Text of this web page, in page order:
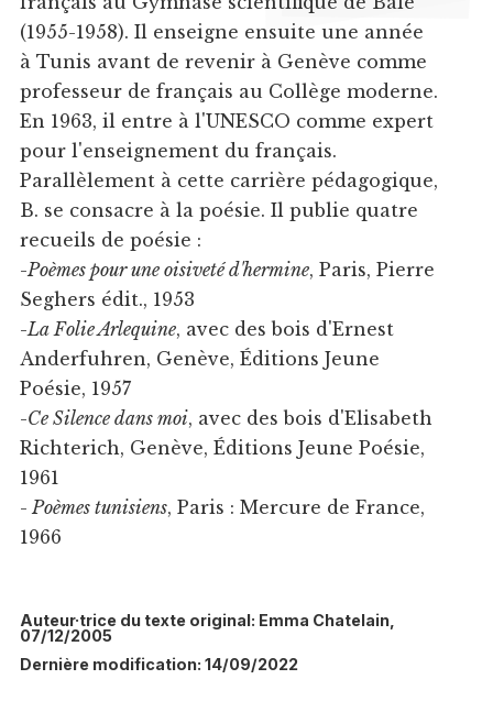
(1955-1958). Il enseigne ensuite une année
à Tunis avant de revenir à Genève comme
professeur de français au Collège moderne.
En 1963, il entre à l'UNESCO comme expert
pour l'enseignement du français.
Parallèlement à cette carrière pédagogique,
B. se consacre à la poésie. Il publie quatre
recueils de poésie :
-Poèmes pour une oisiveté d'hermine, Paris, Pierre
Seghers édit., 1953
-La Folie Arlequine, avec des bois d'Ernest
Anderfuhren, Genève, Éditions Jeune
Poésie, 1957
-Ce Silence dans moi, avec des bois d'Elisabeth
Richterich, Genève, Éditions Jeune Poésie,
1961
- Poèmes tunisiens, Paris : Mercure de France,
1966
Auteur·trice du texte original: Emma Chatelain,
07/12/2005
Dernière modification: 14/09/2022